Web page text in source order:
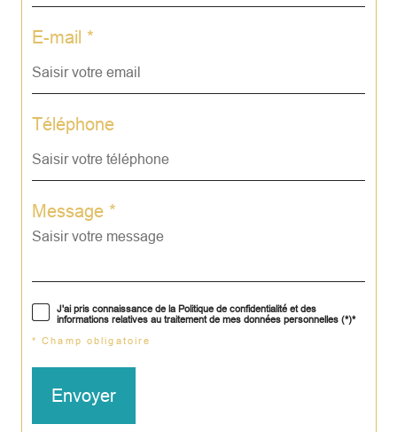
E-mail *
Téléphone
Message *
J'ai pris connaissance de la Politique de confidentialité et des
informations relatives au traitement de mes données personnelles (*)*
* Champ obligatoire
Envoyer